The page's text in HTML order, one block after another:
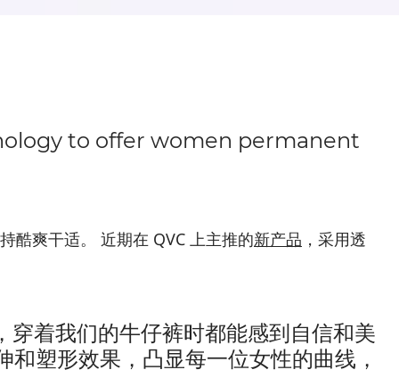
to offer women permanent
酷爽干适。 近期在 QVC 上主推的新产品 ，采用透
着我们的牛仔裤时都能感到自信和美
塑形效果，凸显每一位女性的曲线，